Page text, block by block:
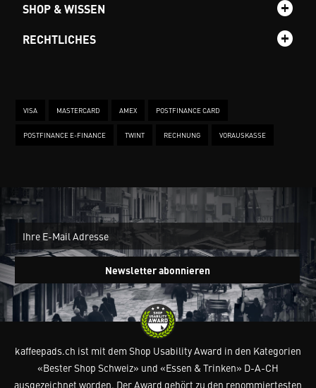
SHOP & WISSEN
RECHTLICHES
VISA MASTERCARD AMEX POSTFINANCE CARD
POSTFINANCE E-FINANCE TWINT RECHNUNG VORAUSKASSE
Newsletter abonnieren
kaffeepads.ch ist mit dem Shop Usability Award in den Kategorien
«Bester Shop Schweiz» und «Essen & Trinken» D-A-CH
ausgezeichnet worden. Der Award gehört zu den renommiertesten